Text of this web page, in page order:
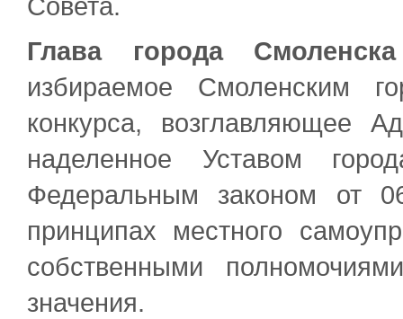
Совета.
Глава города Смоленска
избираемое Смоленским
конкурса, возглавляющее
наделенное Уставом
Федеральным законом
принципах местного
собственными
значения.